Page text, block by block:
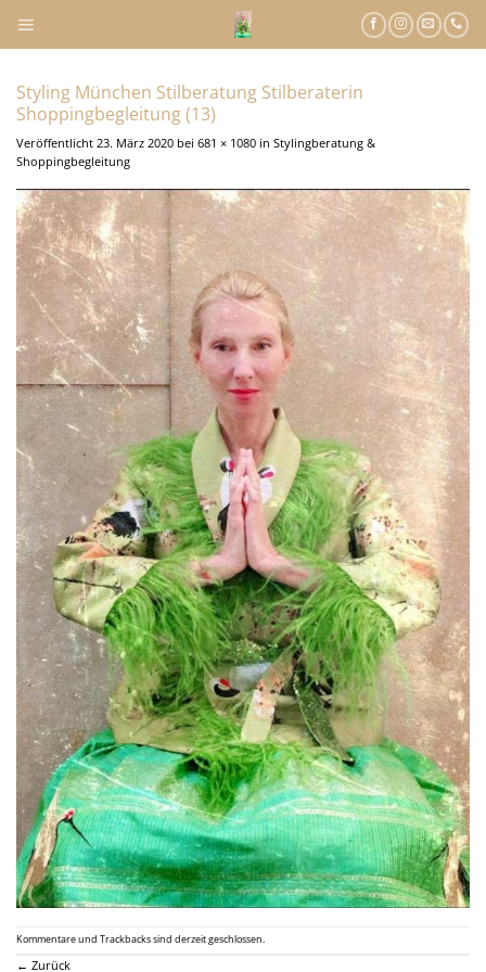
Inhalt
springen
Styling München Stilberatung Stilberaterin
Shoppingbegleitung (13)
Veröffentlicht 23. März 2020 bei 681 × 1080 in Stylingberatung &
Shoppingbegleitung
Kommentare und Trackbacks sind derzeit geschlossen.
← Zurück